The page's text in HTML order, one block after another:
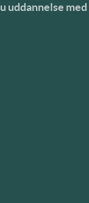
uddannelse